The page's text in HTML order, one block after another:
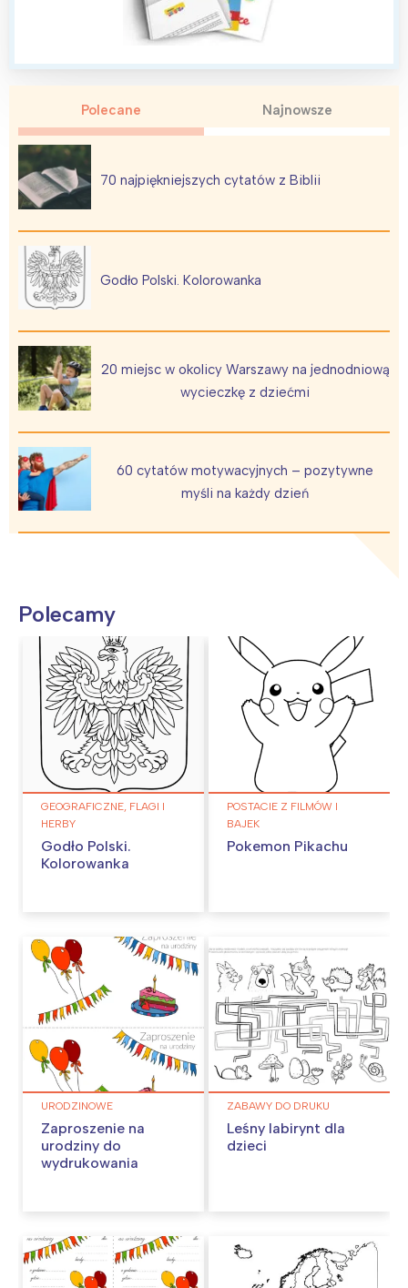
Polecane Najnowsze
70 najpiękniejszych cytatów z Biblii
Godło Polski. Kolorowanka
20 miejsc w okolicy Warszawy na jednodniową
wycieczkę z dziećmi
60 cytatów motywacyjnych – pozytywne
myśli na każdy dzień
Polecamy
GEOGRAFICZNE, FLAGI I
HERBY
Godło Polski.
Kolorowanka
POSTACIE Z FILMÓW I
BAJEK
Pokemon Pikachu
URODZINOWE
Zaproszenie na
urodziny do
wydrukowania
ZABAWY DO DRUKU
Leśny labirynt dla
dzieci
Interesują mnie wydarzenia z
tego regionu:
Warszawa
Łódź
Trójmiasto
Poznań
Wrocław
Kraków
Północ
Wybieram